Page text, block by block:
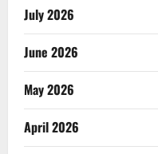
July 2026
June 2026
May 2026
April 2026